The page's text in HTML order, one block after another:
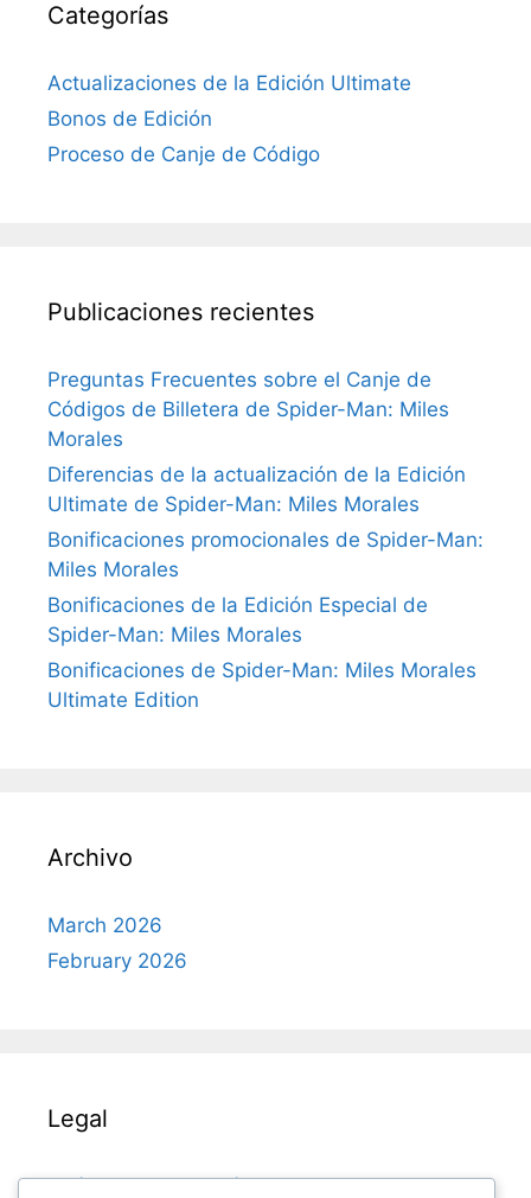
Categorías
Actualizaciones de la Edición Ultimate
Bonos de Edición
Proceso de Canje de Código
Publicaciones recientes
Preguntas Frecuentes sobre el Canje de
Códigos de Billetera de Spider-Man: Miles
Morales
Diferencias de la actualización de la Edición
Ultimate de Spider-Man: Miles Morales
Bonificaciones promocionales de Spider-Man:
Miles Morales
Bonificaciones de la Edición Especial de
Spider-Man: Miles Morales
Bonificaciones de Spider-Man: Miles Morales
Ultimate Edition
Archivo
March 2026
February 2026
Legal
Política de protección de datos